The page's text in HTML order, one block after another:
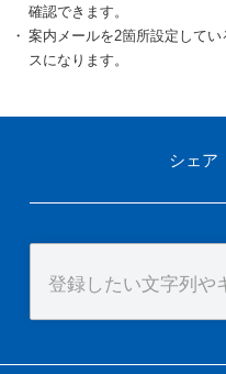
確認できます。
案内メールを2箇所設定して
スになります。
シェア